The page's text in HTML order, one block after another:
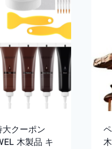
クーポン
木製品 キ